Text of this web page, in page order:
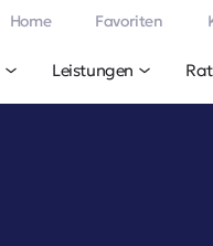
Home Favoriten
Leistungen